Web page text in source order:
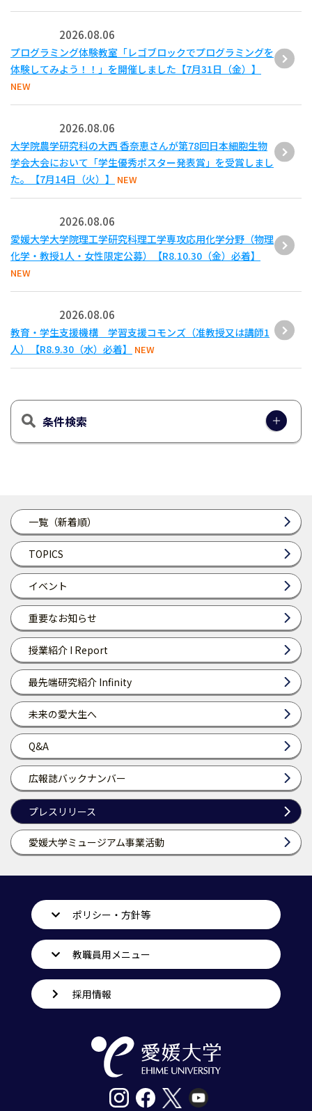
一覧（新着順）
TOPICS
イベント
重要なお知らせ
授業紹介 I Report
最先端研究紹介 Infinity
未来の愛大生へ
Q&A
広報誌バックナンバー
プレスリリース
愛媛大学ミュージアム事業活動
2026.08.06
プログラミング体験教室「レゴブロックでプログラミングを
体験してみよう！！」を開催しました【7月31日（金）】
NEW
2026.08.06
大学院農学研究科の大西 香奈恵さんが第78回日本細胞生物
学会大会において「学生優秀ポスター発表賞」を受賞しまし
た。【7月14日（火）】
NEW
2026.08.06
愛媛大学大学院理工学研究科理工学専攻応用化学分野（物理
化学・教授1人・女性限定公募）【R8.10.30（金）必着】
NEW
2026.08.06
教育・学生支援機構 学習支援コモンズ（准教授又は講師1
人）【R8.9.30（水）必着】
NEW
条件検索
ポリシー・方針等
教職員用メニュー
採用情報